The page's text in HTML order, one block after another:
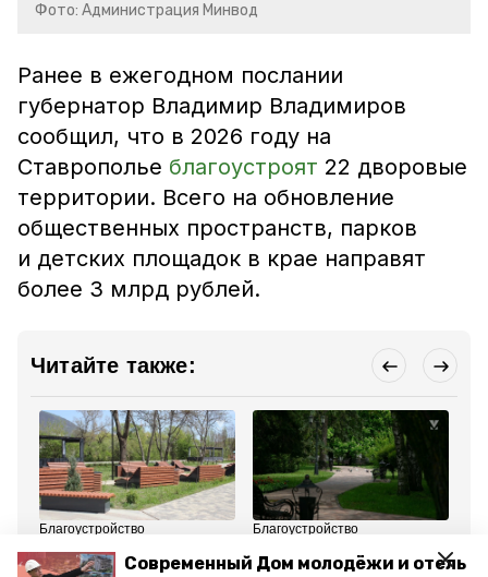
Современный Дом молодёжи и отель
Фото: Администрация Минвод
Ранее в ежегодном послании
губернатор Владимир Владимиров
сообщил, что в 2026 году на
Ставрополье благоустроят 22 дворовые
территории. Всего на обновление
общественных пространств, парков
и детских площадок в крае направят
более 3 млрд рублей.
Читайте также:
Благоустройство
5 мая , 17:38
Более 13 тыс. жителей
Благоустройство
Около 7 тыс.